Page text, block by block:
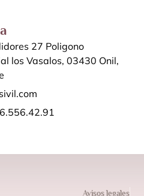
27 Poligono
los Vasalos, 03430 Onil,
Avisos legales